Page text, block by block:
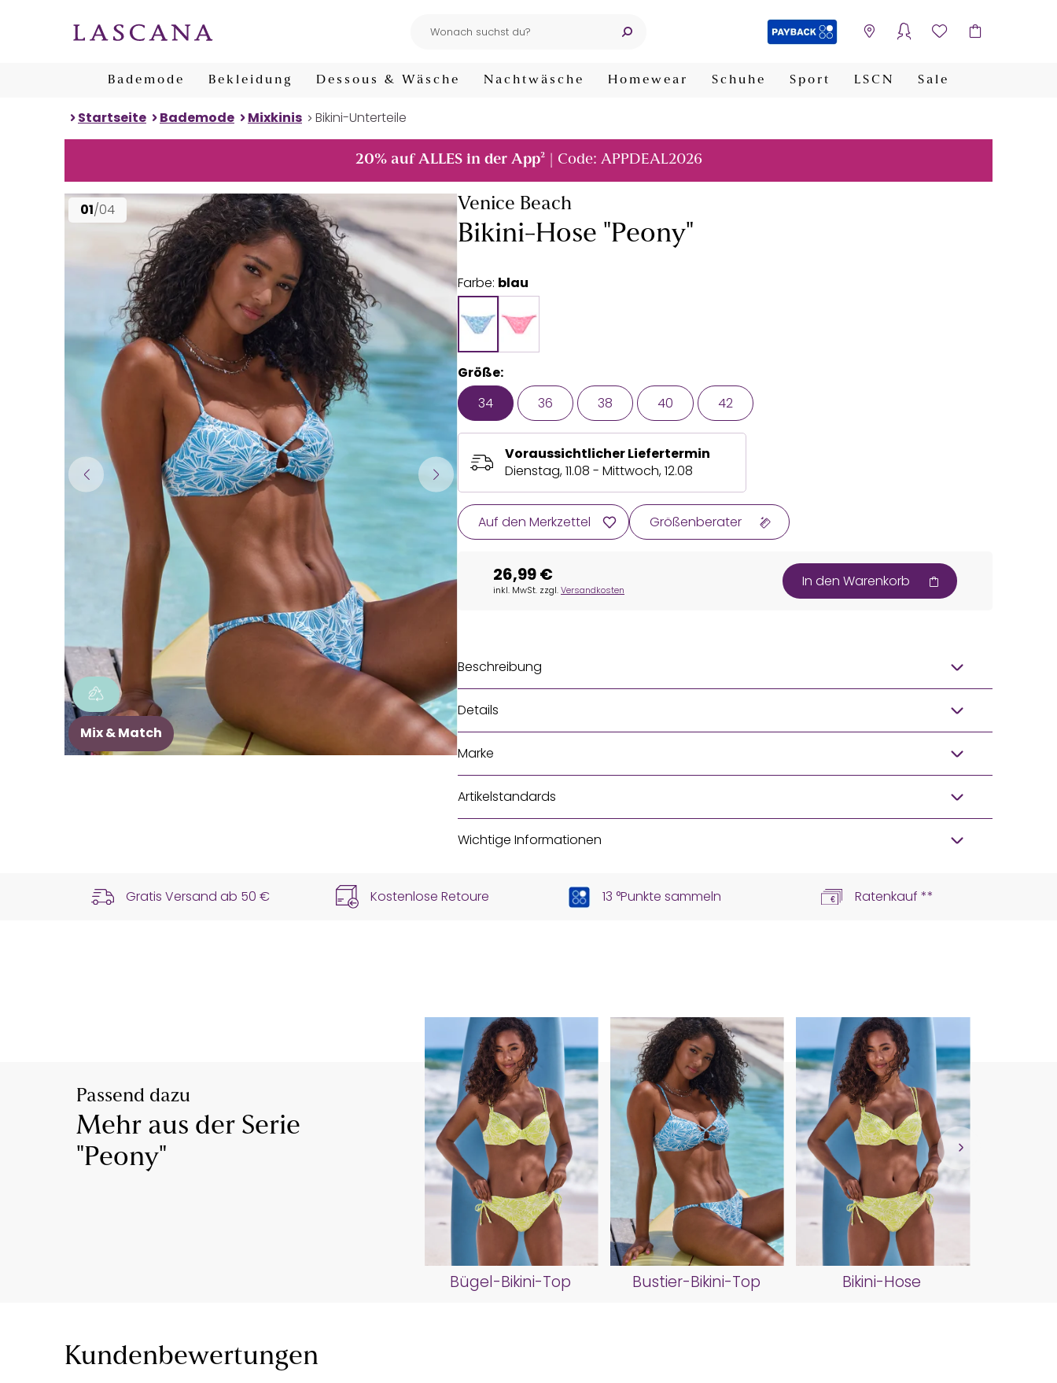
Bademode Bekleidung Dessous & Wäsche Nachtwäsche Homewear Schuhe Sport LSCN Sale
Startseite Bademode Mixkinis Bikini-Unterteile
20% auf ALLES in der App²| Code: APPDEAL2026
01/04
Mix & Match
Venice Beach
Bikini-Hose "Peony"
Farbe: blau
Größe:
34
36 38 40 42
Voraussichtlicher Liefertermin
Dienstag, 11.08 - Mittwoch, 12.08
Auf den Merkzettel Größenberater
26,99 €
inkl. MwSt. zzgl.Versandkosten In den Warenkorb
Beschreibung
Details
Marke
Artikelstandards
Wichtige Informationen
Gratis Versand ab 50 € Kostenlose Retoure 13 °Punkte sammeln Ratenkauf **
Passend dazu
Mehr aus der Serie
"Peony"
Bügel-Bikini-Top Bustier-Bikini-Top Bikini-Hose
Kundenbewertungen